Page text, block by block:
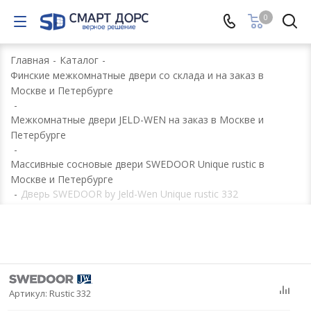
0
Главная - Каталог -
Финские межкомнатные двери со склада и на заказ в
Москве и Петербурге
-
Межкомнатные двери JELD-WEN на заказ в Москве и
Петербурге
-
Массивные сосновые двери SWEDOOR Unique rustic в
Москве и Петербурге
- Дверь SWEDOOR by Jeld-Wen Unique rustic 332
Артикул: Rustic 332